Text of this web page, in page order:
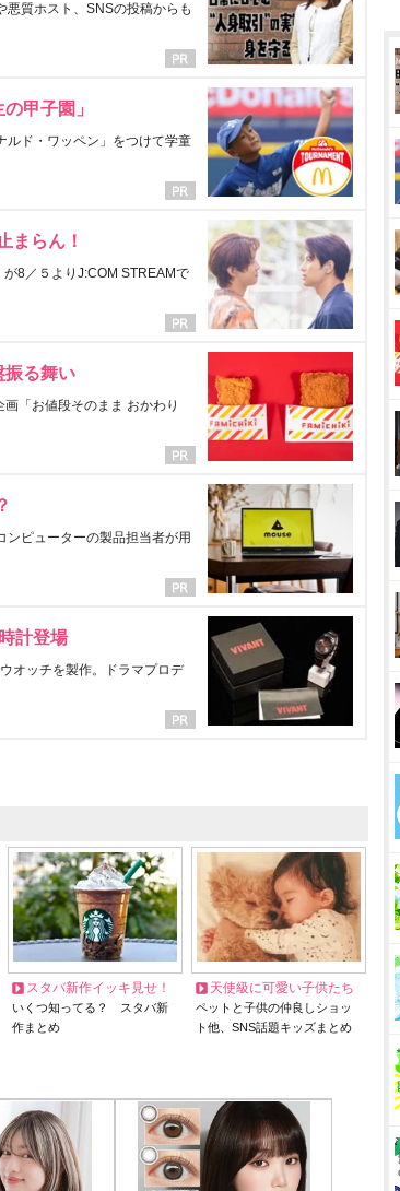
悪質ホスト、SNSの投稿からも
甲子園」
ルド・ワッペン」をつけて学童
まらん！
8／５よりJ:COM STREAMで
振る舞い
「お値段そのまま おかわり
ンピューターの製品担当者が用
計登場
オッチを製作。ドラマプロデ
スタバ新作イッキ見せ！
いくつ知ってる？ スタバ新
作まとめ
天使級に可愛い子供たち
ペットと子供の仲良しショッ
ト他、SNS話題キッズまとめ